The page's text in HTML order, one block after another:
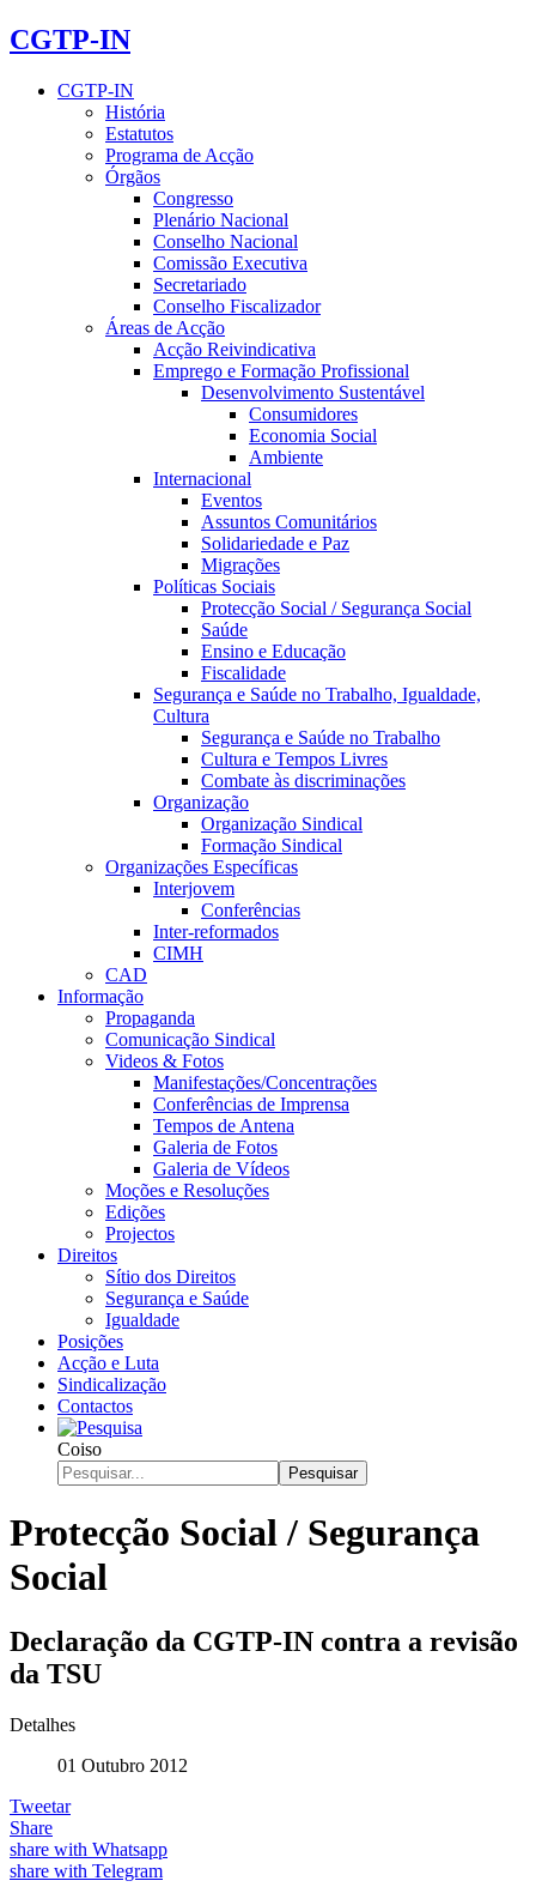
CGTP-IN
CGTP-IN
História
Estatutos
Programa de Acção
Órgãos
Congresso
Plenário Nacional
Conselho Nacional
Comissão Executiva
Secretariado
Conselho Fiscalizador
Áreas de Acção
Acção Reivindicativa
Emprego e Formação Profissional
Desenvolvimento Sustentável
Consumidores
Economia Social
Ambiente
Internacional
Eventos
Assuntos Comunitários
Solidariedade e Paz
Migrações
Políticas Sociais
Protecção Social / Segurança Social
Saúde
Ensino e Educação
Fiscalidade
Segurança e Saúde no Trabalho, Igualdade,
Cultura
Segurança e Saúde no Trabalho
Cultura e Tempos Livres
Combate às discriminações
Organização
Organização Sindical
Formação Sindical
Organizações Específicas
Interjovem
Conferências
Inter-reformados
CIMH
CAD
Informação
Propaganda
Comunicação Sindical
Videos & Fotos
Manifestações/Concentrações
Conferências de Imprensa
Tempos de Antena
Galeria de Fotos
Galeria de Vídeos
Moções e Resoluções
Edições
Projectos
Direitos
Sítio dos Direitos
Segurança e Saúde
Igualdade
Posições
Acção e Luta
Sindicalização
Contactos
Coiso
Pesquisar
Protecção Social / Segurança
Social
Declaração da CGTP-IN contra a revisão
da TSU
Detalhes
01 Outubro 2012
Tweetar
Share
share with Whatsapp
share with Telegram